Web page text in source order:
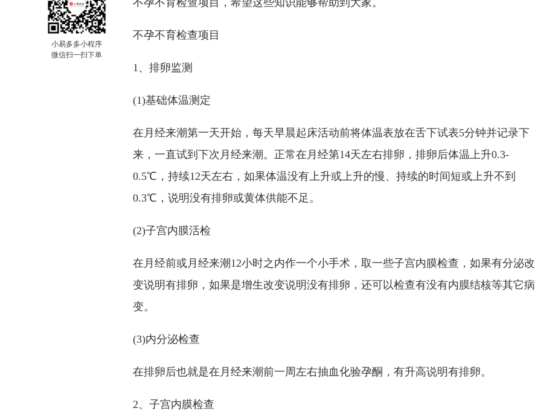
小易多多小程序
微信扫一扫下单
不孕不育检查项目，希望这些知识能够帮助到大家。
不孕不育检查项目
1、排卵监测
(1)基础体温测定
在月经来潮第一天开始，每天早晨起床活动前将体温表放在舌下试表5分钟并记录下
来，一直试到下次月经来潮。正常在月经第14天左右排卵，排卵后体温上升0.3-
0.5℃，持续12天左右，如果体温没有上升或上升的慢、持续的时间短或上升不到
0.3℃，说明没有排卵或黄体供能不足。
(2)子宫内膜活检
在月经前或月经来潮12小时之内作一个小手术，取一些子宫内膜检查，如果有分泌改
变说明有排卵，如果是增生改变说明没有排卵，还可以检查有没有内膜结核等其它病
变。
(3)内分泌检查
在排卵后也就是在月经来潮前一周左右抽血化验孕酮，有升高说明有排卵。
2、子宫内膜检查